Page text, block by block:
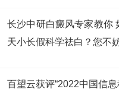
长沙中研白癜风专家教你
天小长假科学祛白？您不
百望云获评“2022中国信